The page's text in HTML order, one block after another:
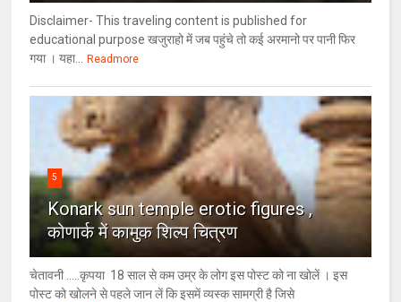
Disclaimer- This traveling content is published for
educational purpose खजुराहो में जब पहुंचे तो कई अरमानो पर पानी फिर
गया । यहा...
Readmore
5
Konark sun temple erotic figures ,
कोणार्क में कामुक शिल्प चित्रण
चेतावनी .....कृपया 18 साल से कम उम्र के लोग इस पोस्ट को ना खोलें । इस
पोस्ट को खोलने से पहले जान लें कि इसमें व्यस्क सामग्री है जिसे